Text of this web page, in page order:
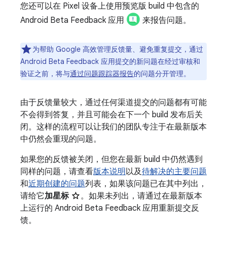
您还可以在 Pixel 设备上使用预览版 build 中包含的
Android Beta Feedback 应用
来报告问题。
为帮助 Google 高效管理反馈量、避免重复提交，通过
Android Beta Feedback 应用提交的新问题在经过审核和
验证之前，将与通过问题跟踪器报告的问题分开管理。
由于反馈量较大，通过任何渠道提交的问题都有可能
不会得到答复，并且可能会在下一个 build 发布后关
闭。这样的流程可以让我们的团队专注于在最新版本
中仍然会重现的问题。
如果您的反馈被关闭，但您在最新 build 中仍然遇到
同样的问题，请查看版本说明以及待解决的主要问题
和近期创建的问题列表，如果该问题已在其中列出，
请给它加星标
。如果未列出，请通过在最新版本
上运行的 Android Beta Feedback 应用重新提交反
馈。